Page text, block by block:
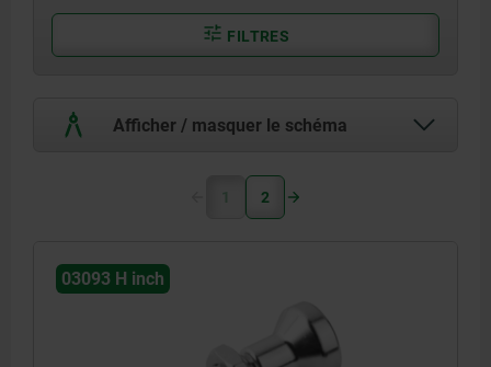
FILTRES
Afficher / masquer le schéma
1 2
03093 H inch